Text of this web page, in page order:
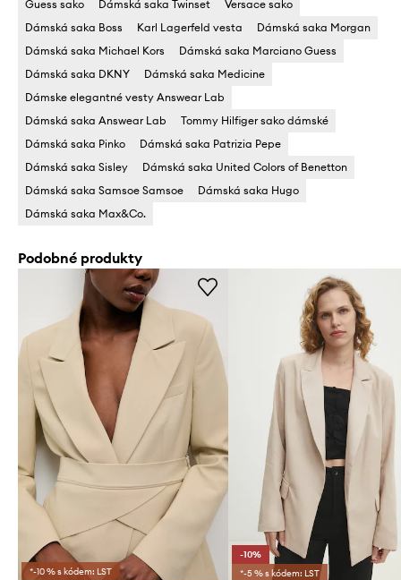
Guess sako Dámská saka Twinset
Versace sako
Dámská saka Boss
Karl Lagerfeld vesta
Dámská saka Morgan
Dámská saka Michael Kors
Dámská saka Marciano Guess
Dámská saka DKNY
Dámská saka Medicine
Dámske elegantné vesty Answear Lab
Dámská saka Answear Lab
Tommy Hilfiger sako dámské
Dámská saka Pinko
Dámská saka Patrizia Pepe
Dámská saka Sisley
Dámská saka United Colors of Benetton
Dámská saka Samsoe Samsoe
Dámská saka Hugo
Dámská saka Max&Co.
Podobné produkty
*-10 % s kódem: LST
-10%
*-5 % s kódem: LST